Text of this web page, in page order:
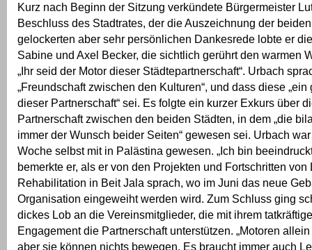
Kurz nach Beginn der Sitzung verkündete Bürgermeister
Beschluss des Stadtrates, der die Auszeichnung der
gelockerten aber sehr persönlichen Dankesrede lobte er
Sabine und Axel Becker, die sichtlich gerührt den warmen
„Ihr seid der Motor dieser Städtepartnerschaft“. Urbach
„Freundschaft zwischen den Kulturen“, und dass diese
dieser Partnerschaft“ sei. Es folgte ein kurzer Exkurs über
Partnerschaft zwischen den beiden Städten, in dem „die
immer der Wunsch beider Seiten“ gewesen sei. Urbach
Woche selbst mit in Palästina gewesen. „Ich bin
bemerkte er, als er von den Projekten und Fortschritten von
Rehabilitation in Beit Jala sprach, wo im Juni das neue
Organisation eingeweiht werden wird. Zum Schluss ging
dickes Lob an die Vereinsmitglieder, die mit ihrem
Engagement die Partnerschaft unterstützen. „Motoren
aber sie können nichts bewegen. Es braucht immer auch